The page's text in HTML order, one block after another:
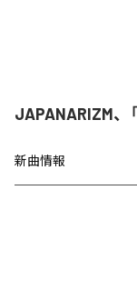
JAPANARIZM、
新曲情報